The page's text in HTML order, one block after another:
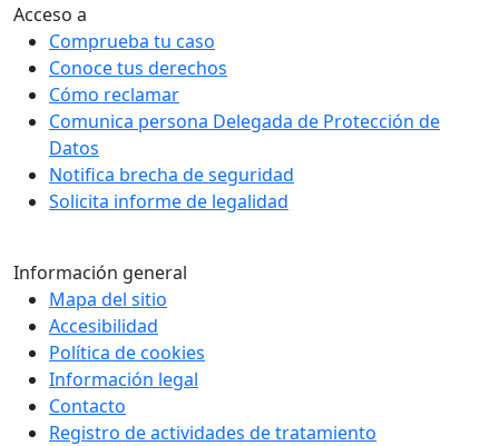
Acceso a
Comprueba tu caso
Conoce tus derechos
Cómo reclamar
Comunica persona Delegada de Protección de
Datos
Notifica brecha de seguridad
Solicita informe de legalidad
Información general
Mapa del sitio
Accesibilidad
Política de cookies
Información legal
Contacto
Registro de actividades de tratamiento